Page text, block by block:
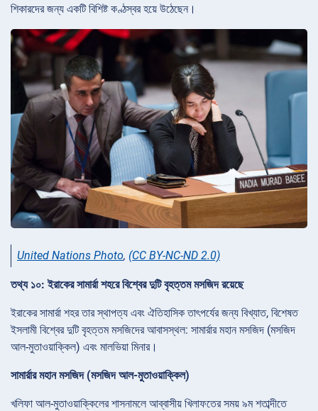
শিকারদের জন্য একটি বিশিষ্ট কণ্ঠস্বর হয়ে উঠেছেন।
United Nations Photo, (CC BY-NC-ND 2.0)
তথ্য ১০: ইরাকের সামার্রা শহরে বিশ্বের দুটি বৃহত্তম মসজিদ রয়েছে
ইরাকের সামার্রা শহর তার স্থাপত্য এবং ঐতিহাসিক তাৎপর্যের জন্য বিখ্যাত, বিশেষত
ইসলামী বিশ্বের দুটি বৃহত্তম মসজিদের আবাসস্থল: সামার্রার মহান মসজিদ (মসজিদ
আল-মুতাওয়াক্কিল) এবং মালভিয়া মিনার।
সামার্রার মহান মসজিদ (মসজিদ আল-মুতাওয়াক্কিল)
খলিফা আল-মুতাওয়াক্কিলের শাসনামলে আব্বাসীয় খিলাফতের সময় ৯ম শতাব্দীতে